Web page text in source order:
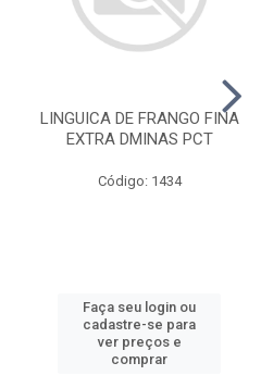
LINGUICA DE FRANGO FINA
EXTRA DMINAS PCT
Código: 1434
Faça seu login ou
cadastre-se para
ver preços e
comprar